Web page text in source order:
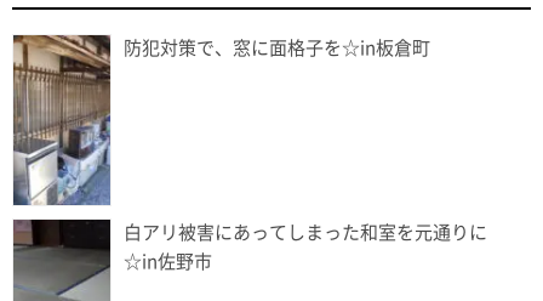
防犯対策で、窓に面格子を☆in板倉町
白アリ被害にあってしまった和室を元通りに
☆in佐野市